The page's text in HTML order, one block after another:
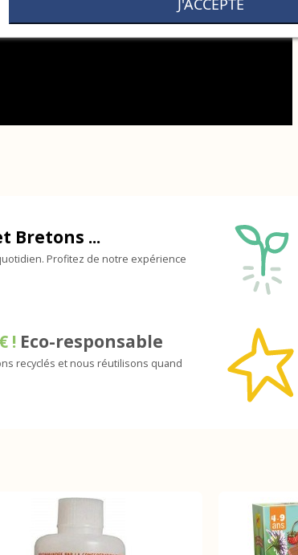
Bretons ...
Profitez de notre expérience
! Eco-responsable
recyclés et nous réutilisons quand
J'ACCEPTE